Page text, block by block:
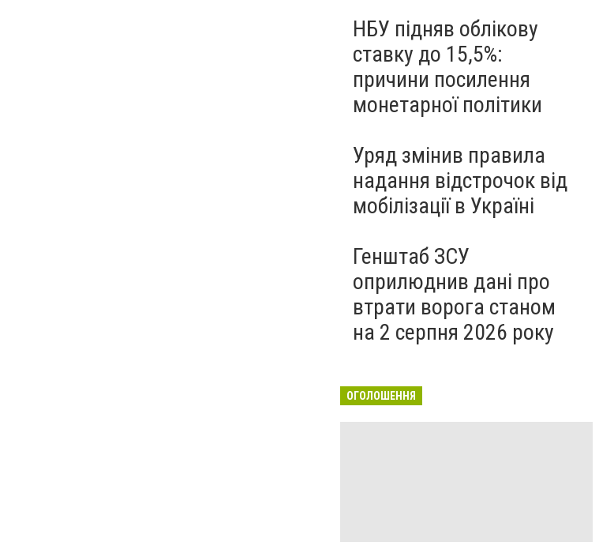
НБУ підняв облікову
ставку до 15,5%:
причини посилення
монетарної політики
Уряд змінив правила
надання відстрочок від
мобілізації в Україні
Генштаб ЗСУ
оприлюднив дані про
втрати ворога станом
на 2 серпня 2026 року
ОГОЛОШЕННЯ